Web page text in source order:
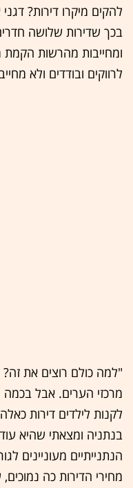
להקים מיקרו דירות?
בכך שדירות שלושה
ומחייבות מהרשות הקמת
לרווקים ובודדים ולא
"למה כולם רוצים את
מרכזי הערים. אבל בכמה
לקנות לילדים דירות
בנתניה ומצאתי שהיא
הנתנייתיים מעוניינים
מחירי הדירות כה